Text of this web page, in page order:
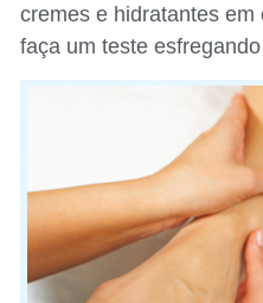
cremes e hidratantes
faça um teste